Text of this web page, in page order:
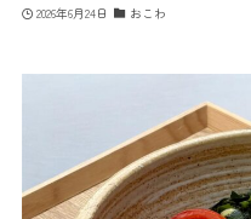
2026年6月24日 おこわ